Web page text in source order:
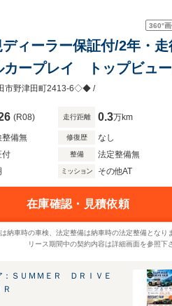
360°
ィーラー保証付/2年・走
ープレイ トップビュ
トロール ハーマンカー
市野津田町2413-6◇◆ /
(R08) 走行距離 0.3万km
整備無 修復歴 なし
付 整備 法定整備無
ミッション その他AT
在庫確認・見積依頼
納車時の車検、法定整備は納車時の法定整備となり
リース期間中の契約内容は詳細画面を参照下
：ＳＵＭＭＥＲ ＤＲＩＶＥ
Ｒ